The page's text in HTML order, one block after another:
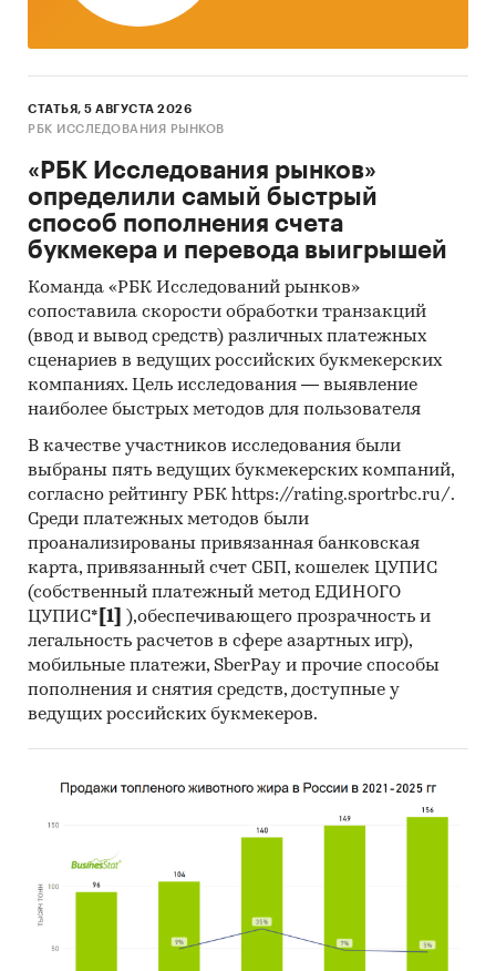
СТАТЬЯ, 5 АВГУСТА 2026
РБК ИССЛЕДОВАНИЯ РЫНКОВ
«РБК Исследования рынков»
определили самый быстрый
способ пополнения счета
букмекера и перевода выигрышей
Команда «РБК Исследований рынков»
сопоставила скорости обработки транзакций
(ввод и вывод средств) различных платежных
сценариев в ведущих российских букмекерских
компаниях. Цель исследования — выявление
наиболее быстрых методов для пользователя
В качестве участников исследования были
выбраны пять ведущих букмекерских компаний,
согласно рейтингу РБК https://rating.sportrbc.ru/.
Среди платежных методов были
проанализированы привязанная банковская
карта, привязанный счет СБП, кошелек ЦУПИС
(собственный платежный метод ЕДИНОГО
ЦУПИС* [1]
),обеспечивающего прозрачность и
легальность расчетов в сфере азартных игр),
мобильные платежи, SberPay и прочие способы
пополнения и снятия средств, доступные у
ведущих российских букмекеров.